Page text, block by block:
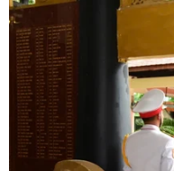
triển khai thực chất
kết nối"
06/08/2026 13:24
Thủ tướng Lê Minh
Malaysia đến chào